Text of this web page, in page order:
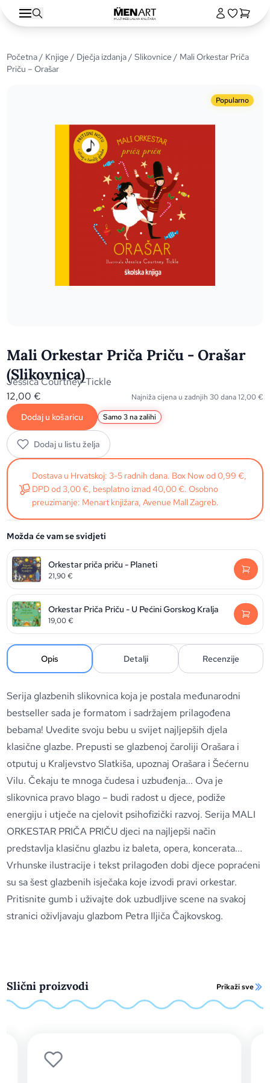
Početna/ Knjige / Dječja izdanja/Slikovnice / Mali Orkestar Priča
Priču – Orašar
Popularno
Mali Orkestar Priča Priču - Orašar
(Slikovnica)
Jessica Courtney-Tickle
12,00€ Najniža cijena u zadnjih 30 dana12,00€
Dodaj u košaricu Samo 3 na zalihi
Dodaj u listu želja
Dostava u Hrvatskoj: 3-5 radnih dana. Box Now od 0,99 €,
DPD od 3,00 €, besplatno iznad 40,00 €. Osobno
preuzimanje: Menart knjižara, Avenue Mall Zagreb.
Možda će vam se svidjeti
Orkestar priča priču - Planeti
21,90€
Orkestar Priča Priču - U Pećini Gorskog Kralja
19,00€
Opis Detalji Recenzije
Serija glazbenih slikovnica koja je postala međunarodni
bestseller sada je formatom i sadržajem prilagođena
bebama! Uvedite svoju bebu u svijet najljepših djela
klasične glazbe. Prepusti se glazbenoj čaroliji Orašara i
otputuj u Kraljevstvo Slatkiša, upoznaj Orašara i Šećernu
Vilu. Čekaju te mnoga čudesa i uzbuđenja... Ova je
slikovnica pravo blago – budi radost u djece, podiže
energiju i utječe na cjelovit psihofizički razvoj. Serija MALI
ORKESTAR PRIČA PRIČU djeci na najljepši način
predstavlja klasičnu glazbu iz baleta, opera, koncerata...
Vrhunske ilustracije i tekst prilagođen dobi djece popraćeni
su sa šest glazbenih isječaka koje izvodi pravi orkestar.
Pritisnite gumb i uživajte dok uzbudljive scene na svakoj
stranici oživljavaju glazbom Petra Iljiča Čajkovskog.
Slični proizvodi Prikaži sve